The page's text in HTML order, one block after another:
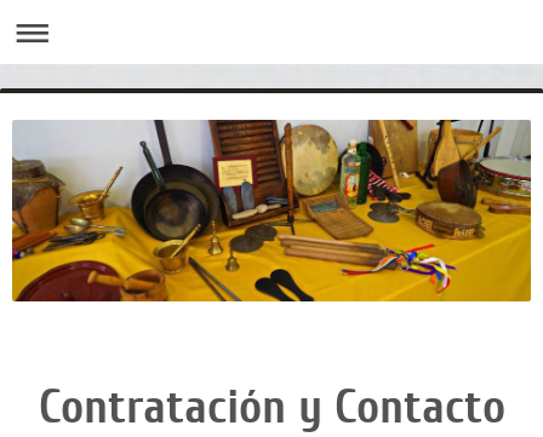
Contratación y Contacto